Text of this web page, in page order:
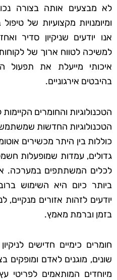
לא מבצעים אותה בצורה
ומיומנויות מקצועיות של טיפול
אנו יודעים שניקיון סדיר
למשיכה לטווח ארוך של
איכותי מייעלת את תפעול
בהיבטים אירגוניים.
הטכנולוגיות והחומרים הקיימות
הטכנולוגיות החדשות
כוללות בין היתר מכשירים
גדולים, עמדות שמופעלות
לכלים המשתתפים במערכה.
ביותר כיום היא השימוש
יודעים לזהות אזורים
בזמן וברמת מאמץ.
חומרים כימיים חדישים
שונים, מוגנים לאדם ומופקים
מיוחדים המותאמים לפריטי